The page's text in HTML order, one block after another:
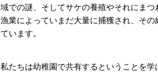
域での謎、そしてサケの養殖やそれにま
漁業によっていまだ大量に捕獲され、そ
ています。
私たちは幼稚園で共有するということを